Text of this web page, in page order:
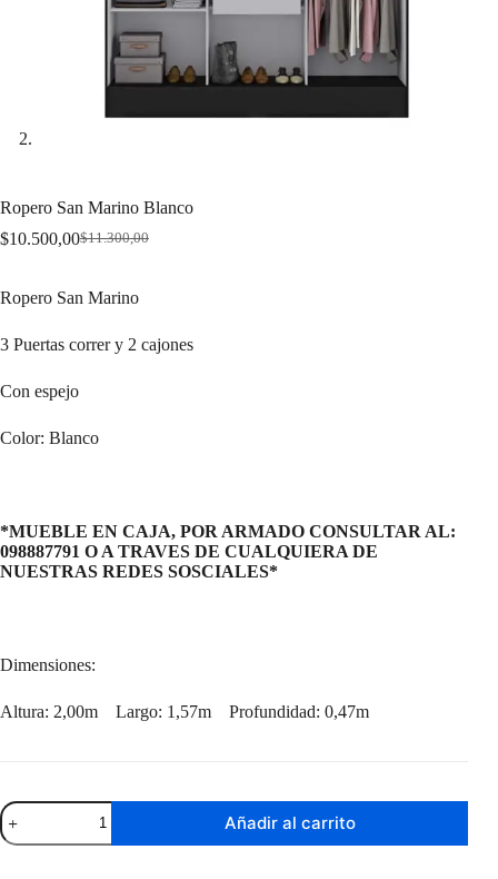
Ropero San Marino Blanco
$11.300,00
Original
was:
$11.300,00.
$10.500,00Current
is:
$10.500,00.
Ropero San Marino
3 Puertas correr y 2 cajones
Con espejo
Color: Blanco
*MUEBLE EN CAJA, POR ARMADO CONSULTAR AL:
098887791 O A TRAVES DE CUALQUIERA DE
NUESTRAS REDES SOSCIALES*
Dimensiones:
Altura: 2,00m Largo: 1,57m Profundidad: 0,47m
Ropero
San
Marino
Añadir al carrito